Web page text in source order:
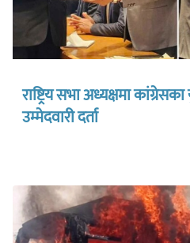
राष्ट्रिय सभा अध्यक्षमा
उम्मेदवारी दर्ता